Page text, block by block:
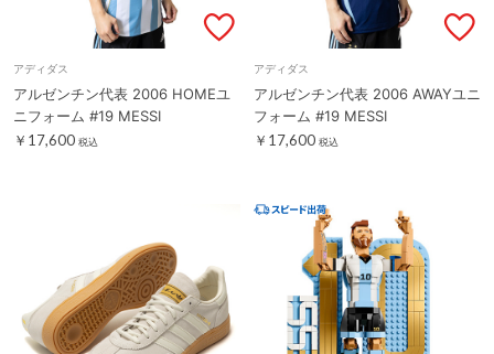
アディダス
アルゼンチン代表 2006 HOMEユ
ニフォーム #19 MESSI
￥17,600 税込
アディダス
アルゼンチン代表 2006 AWAYユニ
フォーム #19 MESSI
￥17,600 税込